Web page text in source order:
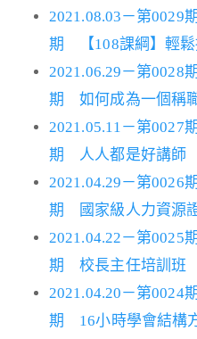
2021.08.03－第
期 【108課綱】輕鬆
2021.06.29－第
期 如何成為一個稱
2021.05.11－第
期 人人都是好講師
2021.04.29－第
期 國家級人力資源
2021.04.22－第
期 校長主任培訓班
2021.04.20－第
期 16小時學會結構